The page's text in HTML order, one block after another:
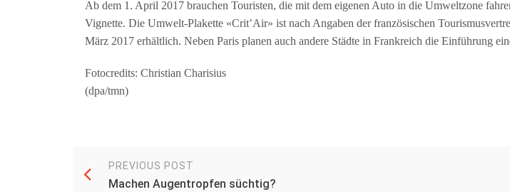
Ab dem 1. April 2017 brauchen Touristen, die mit dem eigenen Auto in die Umweltzone
Vignette. Die Umwelt-Plakette «Crit’Air» ist nach Angaben der französischen
März 2017 erhältlich. Neben Paris planen auch andere Städte in Frankreich die Einführung
Fotocredits: Christian Charisius
(dpa/tmn)
PREVIOUS POST
Machen Augentropfen süchtig?